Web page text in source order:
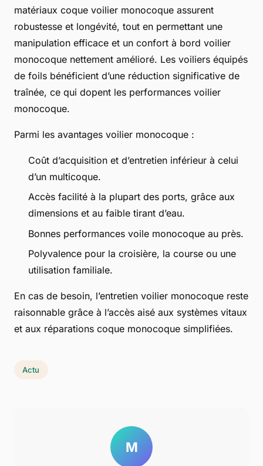
matériaux coque voilier monocoque assurent
robustesse et longévité, tout en permettant une
manipulation efficace et un confort à bord voilier
monocoque nettement amélioré. Les voiliers équipés
de foils bénéficient d’une réduction significative de
traînée, ce qui dopent les performances voilier
monocoque.
Parmi les avantages voilier monocoque :
Coût d’acquisition et d’entretien inférieur à celui
d’un multicoque.
Accès facilité à la plupart des ports, grâce aux
dimensions et au faible tirant d’eau.
Bonnes performances voile monocoque au près.
Polyvalence pour la croisière, la course ou une
utilisation familiale.
En cas de besoin, l’entretien voilier monocoque reste
raisonnable grâce à l’accès aisé aux systèmes vitaux
et aux réparations coque monocoque simplifiées.
Actu
M